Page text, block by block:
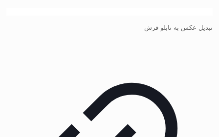
تبدیل عکس به تابلو فرش